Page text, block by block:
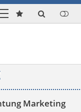
Marketing